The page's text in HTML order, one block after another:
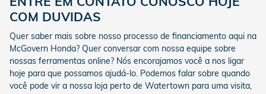
COM DUVIDAS
Quer saber mais sobre nosso processo de financiamento aqui na
McGovern Honda? Quer conversar com nossa equipe sobre
nossas ferramentas online? Nós encorajamos você a nos ligar
hoje para que possamos ajudá-lo. Podemos falar sobre quando
você pode vir a nossa loja perto de Watertown para uma visita,